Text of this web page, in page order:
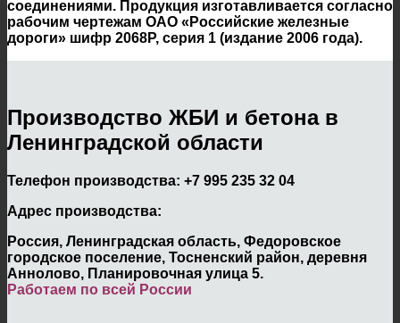
соединениями. Продукция изготавливается согласно
рабочим чертежам ОАО «Российские железные
дороги» шифр 2068Р, серия 1 (издание 2006 года).
Производство ЖБИ и бетона в
Ленинградской области
Телефон производства: +7 995 235 32 04
Адрес производства:
Россия, Ленинградская область, Федоровское
городское поселение, Тосненский район, деревня
Аннолово, Планировочная улица 5.
Работаем по всей России